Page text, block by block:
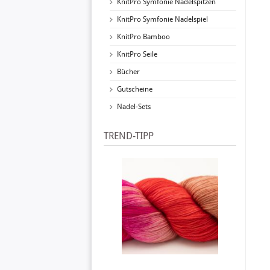
KnitPro Symfonie Nadelspitzen
KnitPro Symfonie Nadelspiel
KnitPro Bamboo
KnitPro Seile
Bücher
Gutscheine
Nadel-Sets
TREND-TIPP